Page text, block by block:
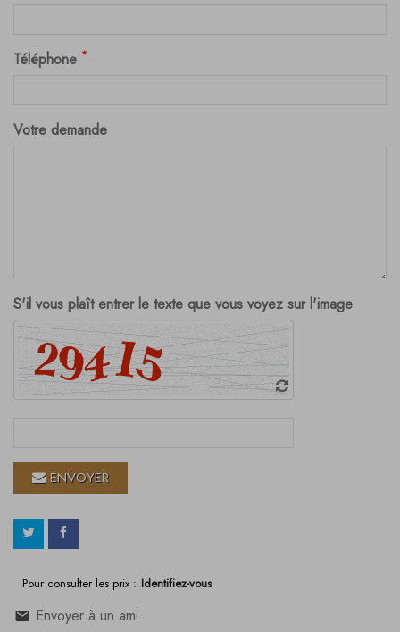
Téléphone *
Votre demande
S'il vous plaît entrer le texte que vous voyez sur l'image
ENVOYER
Pour consulter les prix : Identifiez-vous
Envoyer à un ami